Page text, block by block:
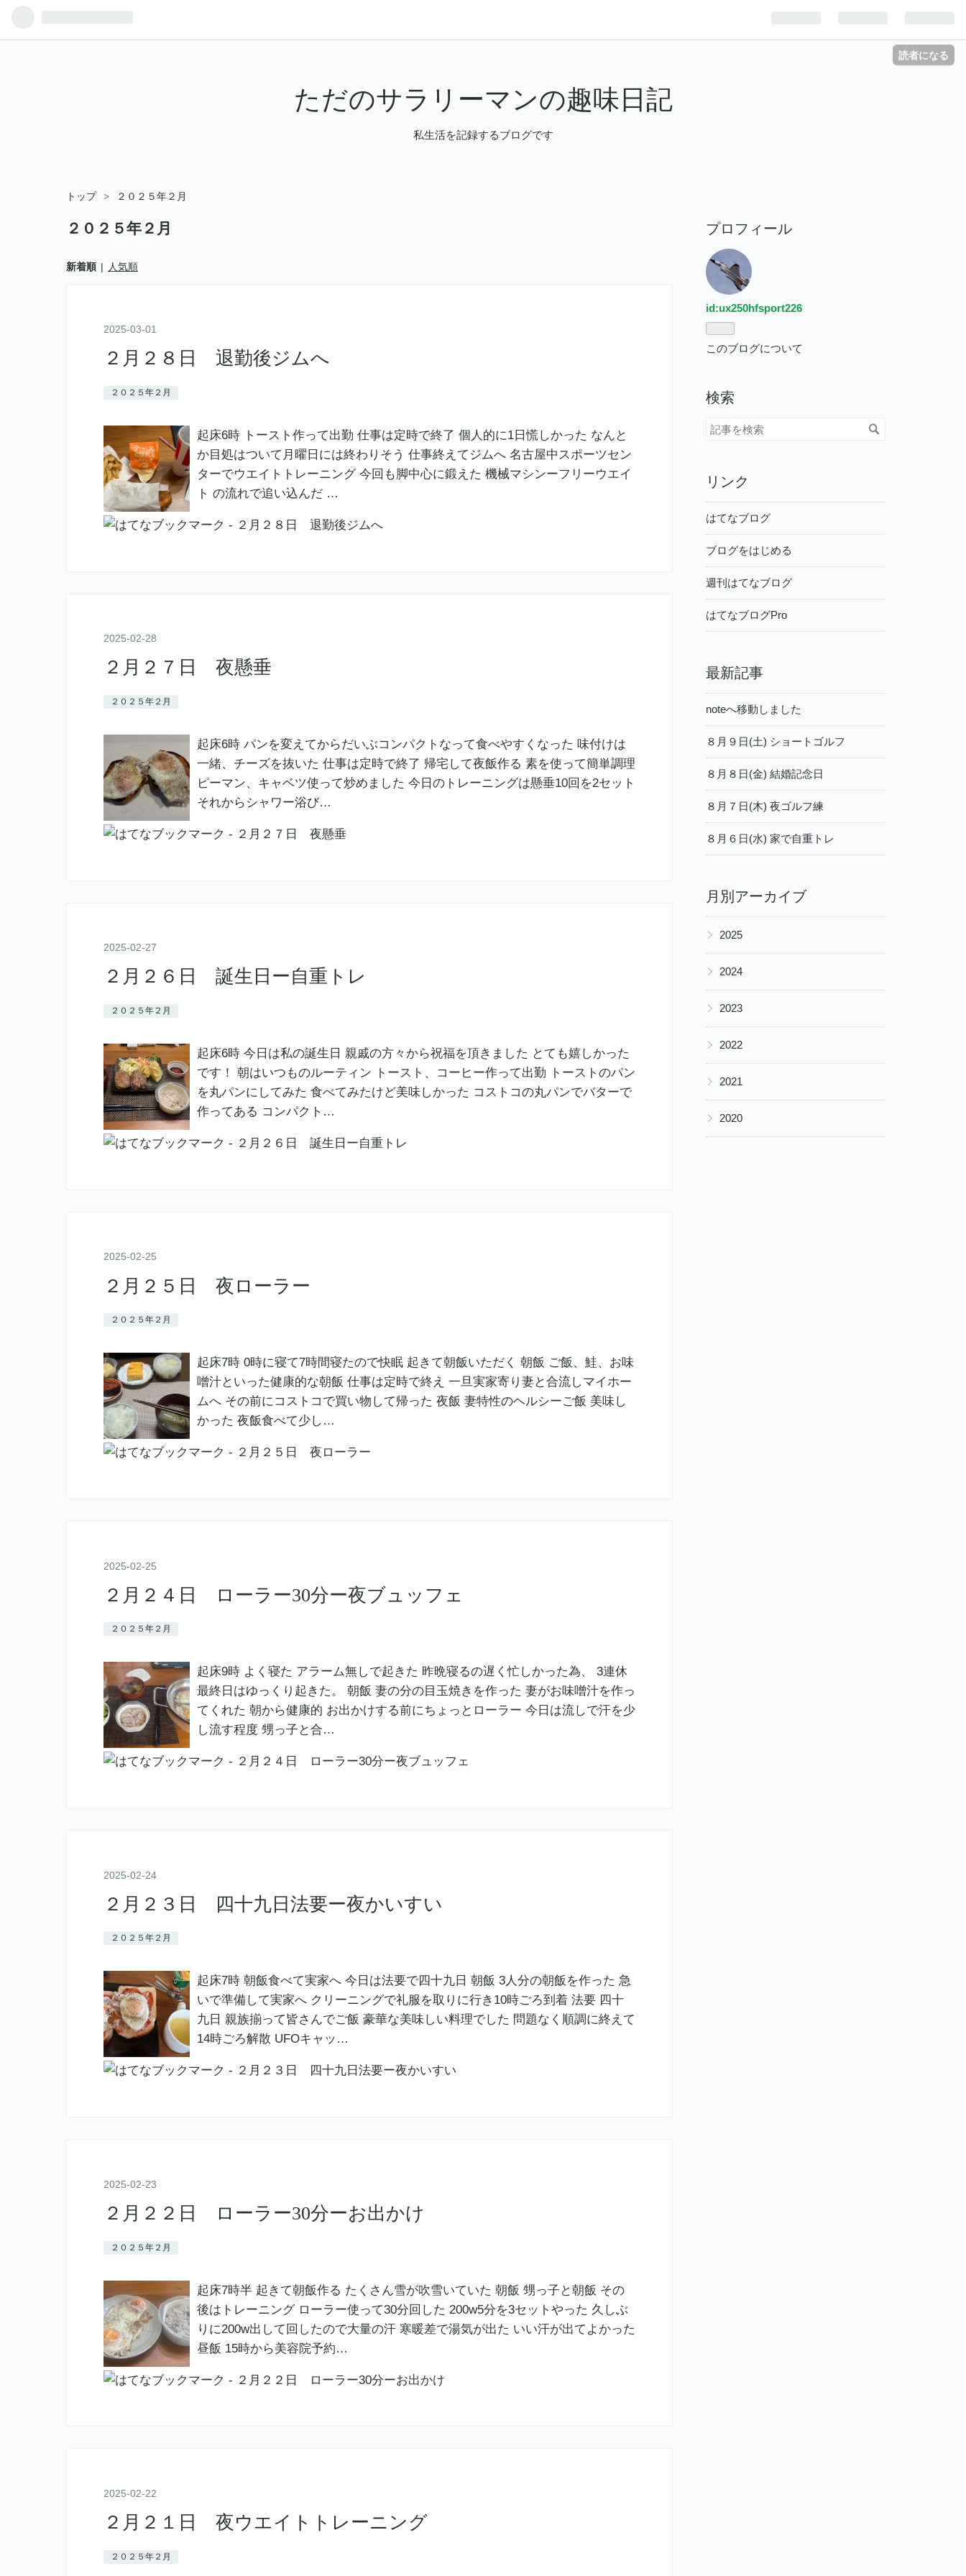
読者になる
ただのサラリーマンの趣味日記
私生活を記録するブログです
トップ > ２０２５年２月
２０２５年２月
新着順 人気順
2025-03-01
２月２８日 退勤後ジムへ
２０２５年２月
起床6時 トースト作って出勤 仕事は定時で終了 個人的に1日慌しかった なんと
か目処はついて月曜日には終わりそう 仕事終えてジムへ 名古屋中スポーツセン
ターでウエイトトレーニング 今回も脚中心に鍛えた 機械マシンーフリーウエイ
ト の流れで追い込んだ …
2025-02-28
２月２７日 夜懸垂
２０２５年２月
起床6時 パンを変えてからだいぶコンパクトなって食べやすくなった 味付けは
一緒、チーズを抜いた 仕事は定時で終了 帰宅して夜飯作る 素を使って簡単調理
ピーマン、キャベツ使って炒めました 今日のトレーニングは懸垂10回を2セット
それからシャワー浴び…
2025-02-27
２月２６日 誕生日ー自重トレ
２０２５年２月
起床6時 今日は私の誕生日 親戚の方々から祝福を頂きました とても嬉しかった
です！ 朝はいつものルーティン トースト、コーヒー作って出勤 トーストのパン
を丸パンにしてみた 食べてみたけど美味しかった コストコの丸パンでバターで
作ってある コンパクト…
2025-02-25
２月２５日 夜ローラー
２０２５年２月
起床7時 0時に寝て7時間寝たので快眠 起きて朝飯いただく 朝飯 ご飯、鮭、お味
噌汁といった健康的な朝飯 仕事は定時で終え 一旦実家寄り妻と合流しマイホー
ムへ その前にコストコで買い物して帰った 夜飯 妻特性のヘルシーご飯 美味し
かった 夜飯食べて少し…
2025-02-25
２月２４日 ローラー30分ー夜ブュッフェ
２０２５年２月
起床9時 よく寝た アラーム無しで起きた 昨晩寝るの遅く忙しかった為、 3連休
最終日はゆっくり起きた。 朝飯 妻の分の目玉焼きを作った 妻がお味噌汁を作っ
てくれた 朝から健康的 お出かけする前にちょっとローラー 今日は流しで汗を少
し流す程度 甥っ子と合…
2025-02-24
２月２３日 四十九日法要ー夜かいすい
２０２５年２月
起床7時 朝飯食べて実家へ 今日は法要で四十九日 朝飯 3人分の朝飯を作った 急
いで準備して実家へ クリーニングで礼服を取りに行き10時ごろ到着 法要 四十
九日 親族揃って皆さんでご飯 豪華な美味しい料理でした 問題なく順調に終えて
14時ごろ解散 UFOキャッ…
2025-02-23
２月２２日 ローラー30分ーお出かけ
２０２５年２月
起床7時半 起きて朝飯作る たくさん雪が吹雪いていた 朝飯 甥っ子と朝飯 その
後はトレーニング ローラー使って30分回した 200w5分を3セットやった 久しぶ
りに200w出して回したので大量の汗 寒暖差で湯気が出た いい汗が出てよかった
昼飯 15時から美容院予約…
2025-02-22
２月２１日 夜ウエイトトレーニング
２０２５年２月
プロフィール
id:ux250hfsport226
このブログについて
検索
リンク
はてなブログ
ブログをはじめる
週刊はてなブログ
はてなブログPro
最新記事
noteへ移動しました
８月９日(土) ショートゴルフ
８月８日(金) 結婚記念日
８月７日(木) 夜ゴルフ練
８月６日(水) 家で自重トレ
月別アーカイブ
▶ 2025
▶ 2024
▶ 2023
▶ 2022
▶ 2021
▶ 2020